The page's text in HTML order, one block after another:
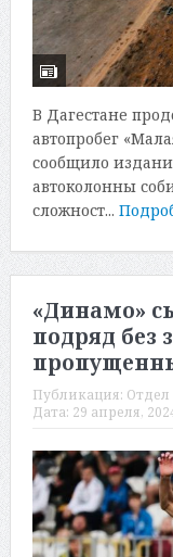
В Дагестане
автопробег
сообщило
автоколонны
сложност...
«Динамо»
подряд без
Публикация: Отдел
Дата: 29 апреля,